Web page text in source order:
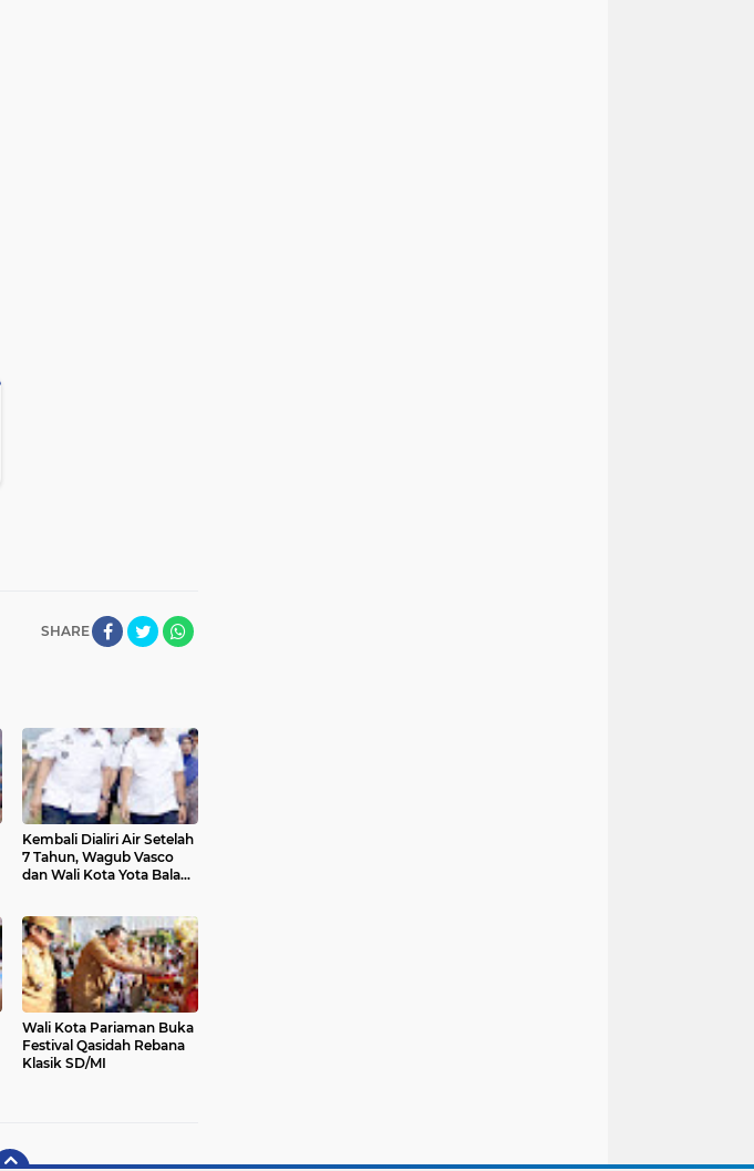
SHARE
Kembali Dialiri Air Setelah
7 Tahun, Wagub Vasco
dan Wali Kota Yota Balad
Wali Kota Pariaman Buka
Festival Qasidah Rebana
Klasik SD/MI